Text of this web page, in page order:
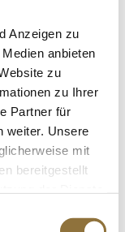
Anzeigen zu
anbieten
zu
zu Ihrer
Partner für
weiter. Unsere
mit
bereitgestellt